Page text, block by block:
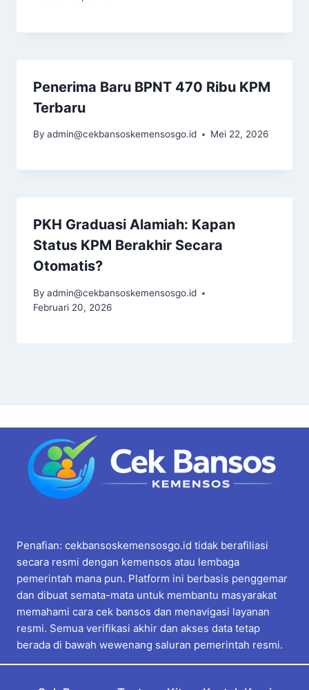
Penerima Baru BPNT 470 Ribu KPM
Terbaru
By admin@cekbansoskemensosgo.id Mei 22, 2026
PKH Graduasi Alamiah: Kapan
Status KPM Berakhir Secara
Otomatis?
By admin@cekbansoskemensosgo.id
Februari 20, 2026
Penafian: cekbansoskemensosgo.id tidak berafiliasi
secara resmi dengan kemensos atau lembaga
pemerintah mana pun. Platform ini berbasis penggemar
dan dibuat semata-mata untuk membantu masyarakat
memahami cara cek bansos dan menavigasi layanan
resmi. Semua verifikasi akhir dan akses data tetap
berada di bawah wewenang saluran pemerintah resmi.